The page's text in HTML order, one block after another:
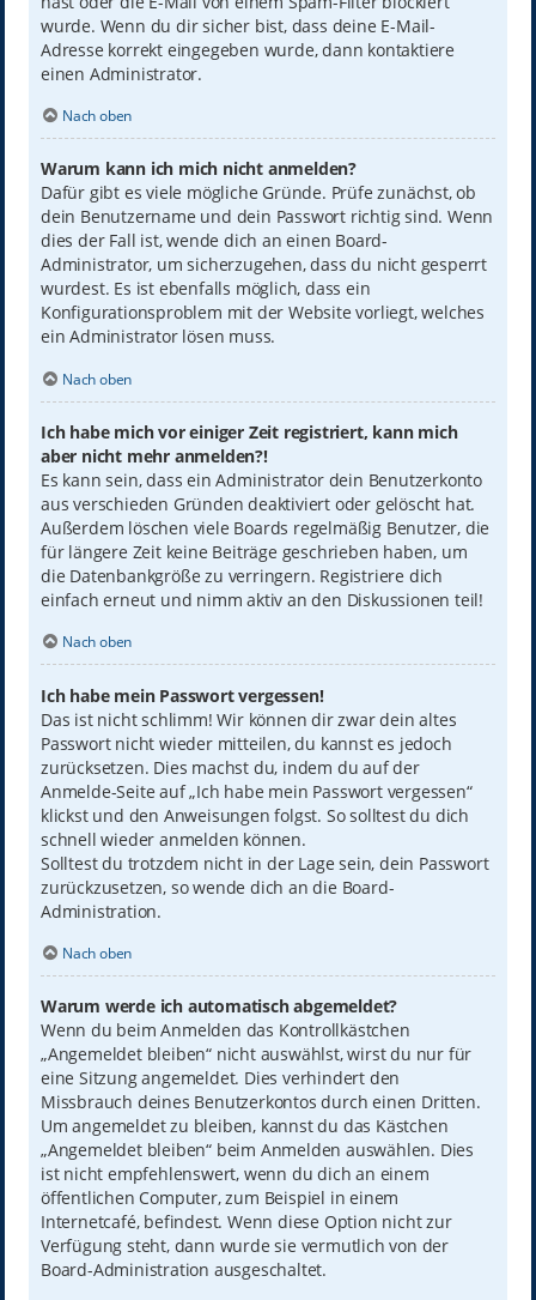
wurde. Wenn du dir sicher bist, dass deine E-Mail-
Adresse korrekt eingegeben wurde, dann kontaktiere
einen Administrator.
Nach oben
Warum kann ich mich nicht anmelden?
Dafür gibt es viele mögliche Gründe. Prüfe zunächst, ob
dein Benutzername und dein Passwort richtig sind. Wenn
dies der Fall ist, wende dich an einen Board-
Administrator, um sicherzugehen, dass du nicht gesperrt
wurdest. Es ist ebenfalls möglich, dass ein
Konfigurationsproblem mit der Website vorliegt, welches
ein Administrator lösen muss.
Nach oben
Ich habe mich vor einiger Zeit registriert, kann mich
aber nicht mehr anmelden?!
Es kann sein, dass ein Administrator dein Benutzerkonto
aus verschieden Gründen deaktiviert oder gelöscht hat.
Außerdem löschen viele Boards regelmäßig Benutzer, die
für längere Zeit keine Beiträge geschrieben haben, um
die Datenbankgröße zu verringern. Registriere dich
einfach erneut und nimm aktiv an den Diskussionen teil!
Nach oben
Ich habe mein Passwort vergessen!
Das ist nicht schlimm! Wir können dir zwar dein altes
Passwort nicht wieder mitteilen, du kannst es jedoch
zurücksetzen. Dies machst du, indem du auf der
Anmelde-Seite auf „Ich habe mein Passwort vergessen“
klickst und den Anweisungen folgst. So solltest du dich
schnell wieder anmelden können.
Solltest du trotzdem nicht in der Lage sein, dein Passwort
zurückzusetzen, so wende dich an die Board-
Administration.
Nach oben
Warum werde ich automatisch abgemeldet?
Wenn du beim Anmelden das Kontrollkästchen
„Angemeldet bleiben“ nicht auswählst, wirst du nur für
eine Sitzung angemeldet. Dies verhindert den
Missbrauch deines Benutzerkontos durch einen Dritten.
Um angemeldet zu bleiben, kannst du das Kästchen
„Angemeldet bleiben“ beim Anmelden auswählen. Dies
ist nicht empfehlenswert, wenn du dich an einem
öffentlichen Computer, zum Beispiel in einem
Internetcafé, befindest. Wenn diese Option nicht zur
Verfügung steht, dann wurde sie vermutlich von der
Board-Administration ausgeschaltet.